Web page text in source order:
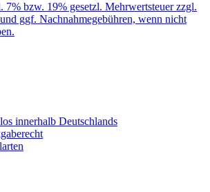
7% bzw. 19% gesetzl. Mehrwertsteuer zzgl.
ggf. Nachnahmegebühren, wenn nicht
innerhalb Deutschlands